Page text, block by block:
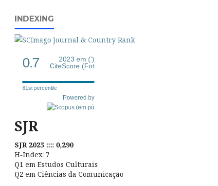
INDEXING
0.7
2023 em (')
CiteScore (Fot
61st percentile
Powered by
SJR
SJR 2025 :::: 0,290
H-Index: 7
Q1 em Estudos Culturais
Q2 em Ciências da Comunicação